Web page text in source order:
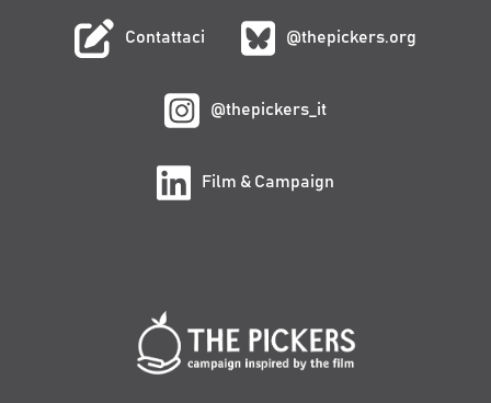
Contattaci @thepickers.org
@thepickers_it
Film & Campaign